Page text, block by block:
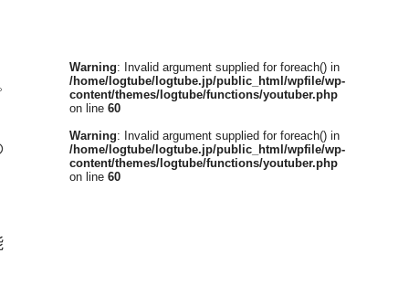
Warning: Invalid argument supplied for foreach() in
/home/logtube/logtube.jp/public_html/wpfile/wp-
content/themes/logtube/functions/youtuber.php
on line 60
Warning: Invalid argument supplied for foreach() in
/home/logtube/logtube.jp/public_html/wpfile/wp-
content/themes/logtube/functions/youtuber.php
on line 60